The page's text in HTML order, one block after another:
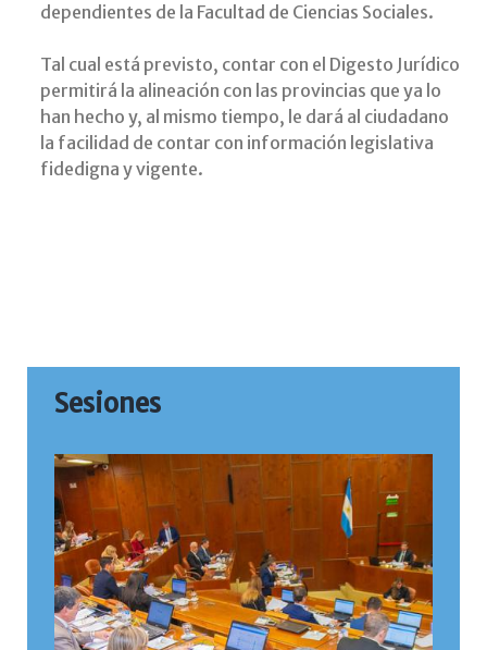
dependientes de la Facultad de Ciencias Sociales.
Tal cual está previsto, contar con el Digesto Jurídico
permitirá la alineación con las provincias que ya lo
han hecho y, al mismo tiempo, le dará al ciudadano
la facilidad de contar con información legislativa
fidedigna y vigente.
Sesiones